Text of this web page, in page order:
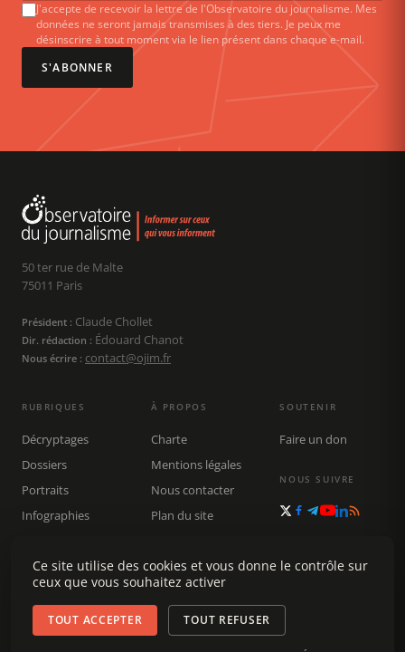
J'accepte de recevoir la lettre de l'Observatoire du journalisme. Mes
données ne seront jamais transmises à des tiers. Je peux me
désinscrire à tout moment via le lien présent dans chaque e-mail.
S'ABONNER
50 ter rue de Malte
75011 Paris
Président : Claude Chollet
Dir. rédaction : Édouard Chanot
Nous écrire : contact@ojim.fr
RUBRIQUES
Décryptages
Dossiers
Portraits
Infographies
Rechercher
À PROPOS
Charte
Mentions légales
Nous contacter
Plan du site
SOUTENIR
Faire un don
NOUS SUIVRE
© 2026 Observatoire du journalisme (OJIM) · Tous droits réservés ·
Ce site utilise des cookies et vous donne le contrôle sur
ceux que vous souhaitez activer
TOUT ACCEPTER TOUT REFUSER